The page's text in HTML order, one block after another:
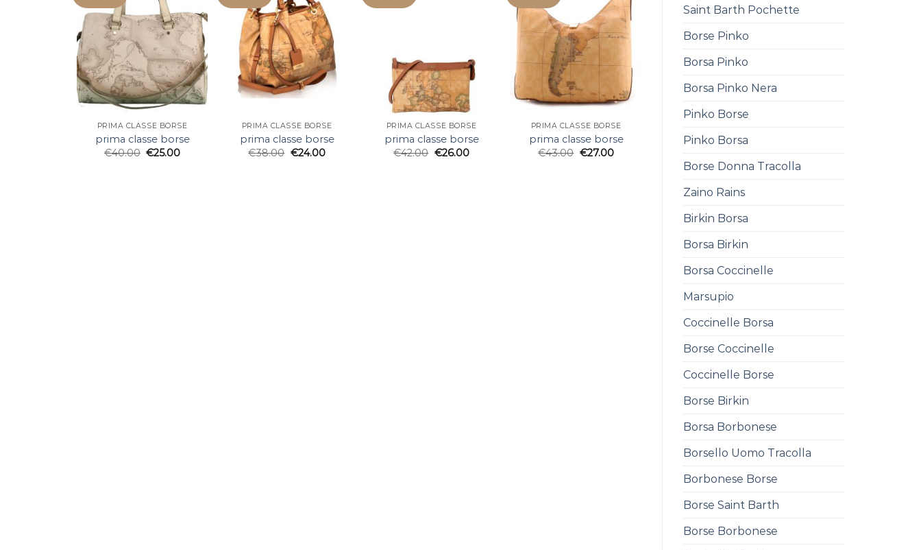
Saint Barth Pochette
Borse Pinko
Borsa Pinko
Borsa Pinko Nera
Pinko Borse
Pinko Borsa
Borse Donna Tracolla
Zaino Rains
Birkin Borsa
Borsa Birkin
Borsa Coccinelle
Marsupio
Coccinelle Borsa
Borse Coccinelle
Coccinelle Borse
Borse Birkin
Borsa Borbonese
Borsello Uomo Tracolla
Borbonese Borse
Borse Saint Barth
Borse Borbonese
PRIMA CLASSE BORSE
prima classe borse
€40.00 €25.00
PRIMA CLASSE BORSE
prima classe borse
€38.00 €24.00
PRIMA CLASSE BORSE
prima classe borse
€42.00 €26.00
PRIMA CLASSE BORSE
prima classe borse
€43.00 €27.00